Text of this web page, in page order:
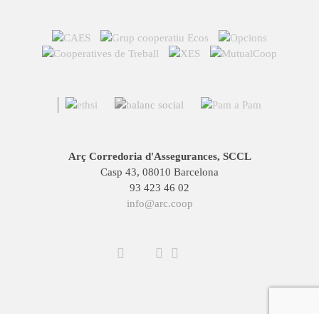
Arç Corredoria d'Assegurances, SCCL
Casp 43, 08010 Barcelona
93 423 46 02
info@arc.coop